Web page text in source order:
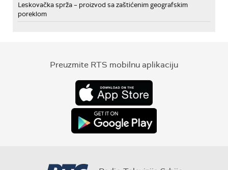
Leskovačka sprža – proizvod sa zaštićenim geografskim
poreklom
Preuzmite RTS mobilnu aplikaciju